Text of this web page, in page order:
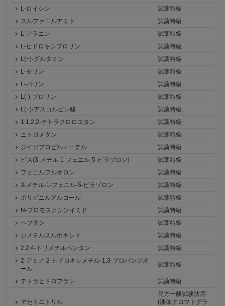
L-ロイシン
試薬特級
スルファニルアミド
試薬特級
L-アラニン
試薬特級
L-ヒドロキシプロリン
試薬特級
L(+)-グルタミン
試薬特級
L-セリン
試薬特級
L-バリン
試薬特級
L(-)-プロリン
試薬特級
L(+)-アスコルビン酸
試薬特級
1,1,2,2-テトラクロロエタン
試薬特級
ニトロメタン
試薬特級
ジイソプロピルエーテル
試薬特級
ビス(3-メチル-1-フェニル-5-ピラゾロン)
試薬特級
フェニルフルオロン
試薬特級
3-メチル-1-フェニル-5-ピラゾロン
試薬特級
ポリビニルアルコール
試薬特級
N-ブロモスクシンイミド
試薬特級
ヘプタン
試薬特級
ジメチルスルホキシド
試薬特級
2,2,4-トリメチルペンタン
試薬特級
2-アミノ-2-ヒドロキシメチル-1,3-プロパンジオ
ール
試薬特級
テトラヒドロフラン 試薬特級
アセトニトリル
局方一般試験法用
(液体クロマトグラ